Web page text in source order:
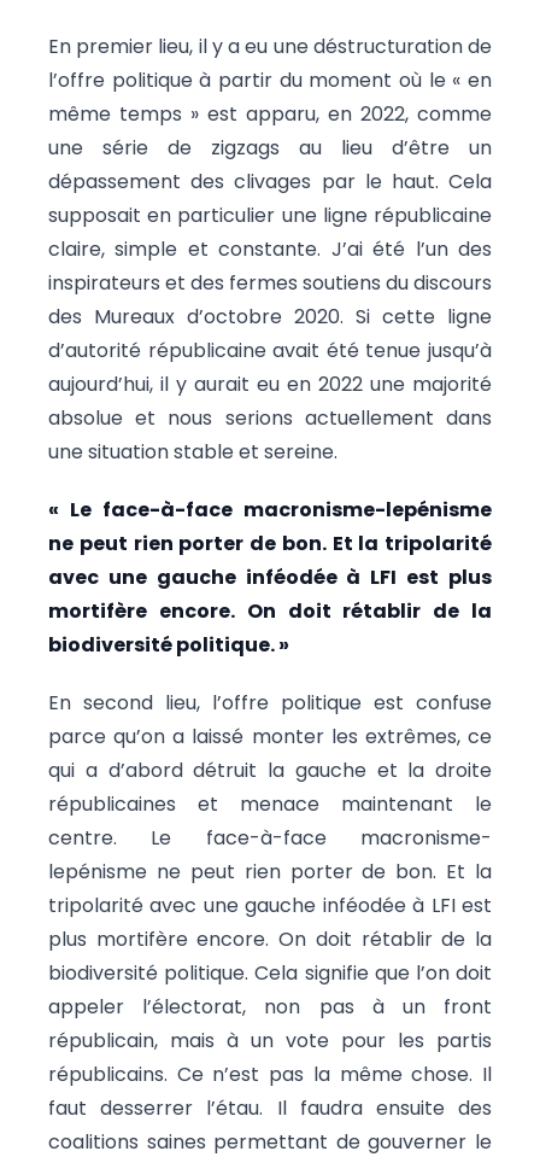
En premier lieu, il y a eu une déstructuration de
l’offre politique à partir du moment où le « en
même temps » est apparu, en 2022, comme
une série de zigzags au lieu d’être un
dépassement des clivages par le haut. Cela
supposait en particulier une ligne républicaine
claire, simple et constante. J’ai été l’un des
inspirateurs et des fermes soutiens du discours
des Mureaux d’octobre 2020. Si cette ligne
d’autorité républicaine avait été tenue jusqu’à
aujourd’hui, il y aurait eu en 2022 une majorité
absolue et nous serions actuellement dans
une situation stable et sereine.
« Le face-à-face macronisme-lepénisme
ne peut rien porter de bon. Et la tripolarité
avec une gauche inféodée à LFI est plus
mortifère encore. On doit rétablir de la
biodiversité politique. »
En second lieu, l’offre politique est confuse
parce qu’on a laissé monter les extrêmes, ce
qui a d’abord détruit la gauche et la droite
républicaines et menace maintenant le
centre. Le face-à-face macronisme-
lepénisme ne peut rien porter de bon. Et la
tripolarité avec une gauche inféodée à LFI est
plus mortifère encore. On doit rétablir de la
biodiversité politique. Cela signifie que l’on doit
appeler l’électorat, non pas à un front
républicain, mais à un vote pour les partis
républicains. Ce n’est pas la même chose. Il
faut desserrer l’étau. Il faudra ensuite des
coalitions saines permettant de gouverner le